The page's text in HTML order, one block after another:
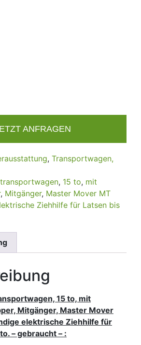
ANFRAGEN
, Transportwagen,
, 15 to, mit
, Mitgänger, Master Mover MT
Ziehhilfe für Latsen bis
15 to, mit
Mitgänger, Master Mover
elektrische Ziehhilfe für
– gebraucht – :